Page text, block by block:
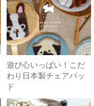
遊び心いっぱい！こだ
わり日本製チェアパッ
ド